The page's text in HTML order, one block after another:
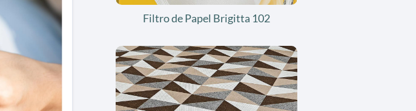
Filtro de Papel Brigitta 102